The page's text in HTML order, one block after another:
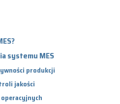
systemu MES
produkcji
jakości